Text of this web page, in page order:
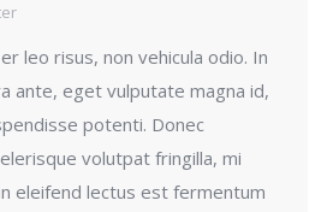
leo risus, non vehicula odio. In
ante, eget vulputate magna id,
potenti. Donec
volutpat fringilla, mi
eleifend lectus est fermentum